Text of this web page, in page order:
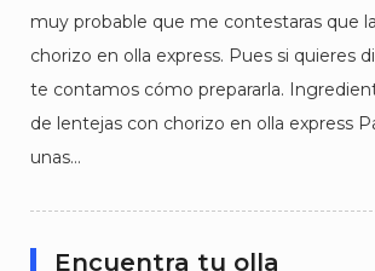
muy probable que me contestaras que
chorizo en olla express. Pues si quieres
te contamos cómo prepararla.
de lentejas con chorizo en olla express
unas…
Encuentra tu olla